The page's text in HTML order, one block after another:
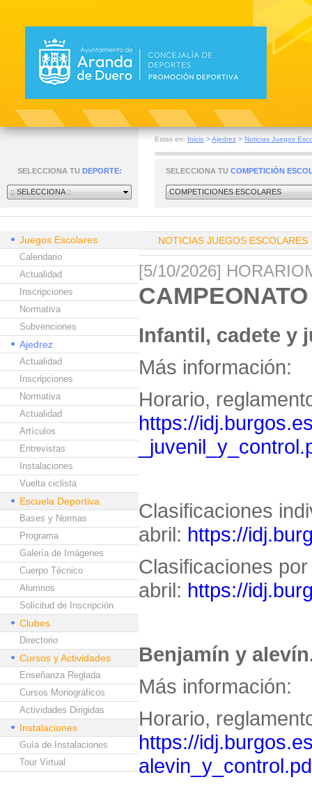
Estas en: Inicio >Ajedrez > Noticias Juegos
SELECCIONA TU DEPORTE:
:: SELECCIONA ::
SELECCIONA TU COMPETICIÓN
COMPETICIONES ESCOLARES
Juegos Escolares
Calendario
Actualidad
Inscripciones
Normativa
Subvenciones
Ajedrez
Actualidad
Inscripciones
Normativa
Actualidad
Artículos
Entrevistas
Instalaciones
Vuelta ciclista
Escuela Deportiva
Bases y Normas
Programa
Galería de Imágenes
Cuerpo Técnico
Alumnos
Solicitud de Inscripción
Clubes
Directorio
Cursos y Actividades
Enseñanza Reglada
Cursos Monográficos
Actividades Dirigidas
Instalaciones
Guía de Instalaciones
Tour Virtual
NOTICIAS JUEGOS ESCOLARES
[5/10/2026]
Infantil, cadete y
Más información:
Horario,
https://
Clasificaciones
abril: https://
Clasificaciones
abril: https://
Benjamín y
Más información:
Horario,
https://